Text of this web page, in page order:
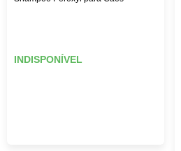
INDISPONÍVEL